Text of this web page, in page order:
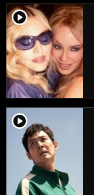
player2
player2